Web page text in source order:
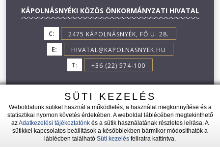
KÁPOLNÁSNYÉKI KÖZÖS ÖNKORMÁNYZATI HIVATAL
C:
2475 KÁPOLNÁSNYÉK, FŐ U. 28.
E:
HIVATAL@KAPOLNASNYEK.HU
T:
+36 (22) 574-100
2026 © KÁPOLNÁSNYÉK - MINDEN JOG FENNTARTVA!
SÜTI KEZELÉS
Weboldalunk sütiket használ a működtetés, a használat megkönnyítése és a
statisztikai nyomon követés érdekében. A weboldal láblécében megtekinthető
azAdatkezelési tájékoztatónk és a sütik használatának részletes leírása. A
sütikkel kapcsolatos beállítások a későbbiekben bármikor módosíthatók a
láblécben található Süti kezelés feliratra kattintva.